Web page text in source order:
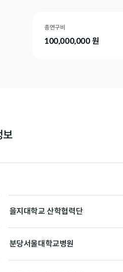
총연구비
100,000,000원
보
을지대학교 산학협력단
분당서울대학교병원